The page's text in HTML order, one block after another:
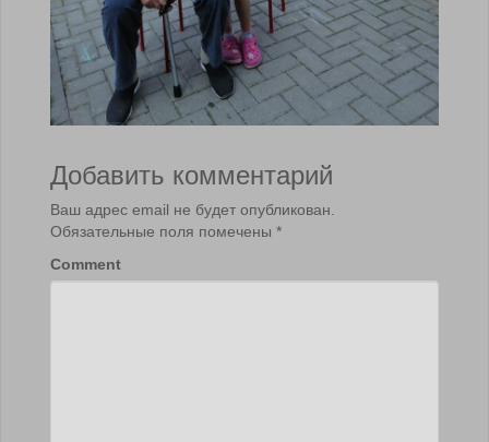
Добавить комментарий
Ваш адрес email не будет опубликован.
Обязательные поля помечены *
Comment